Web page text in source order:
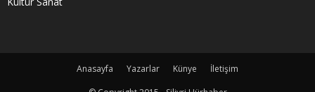
Anasayfa Yazarlar Künye
İletişim